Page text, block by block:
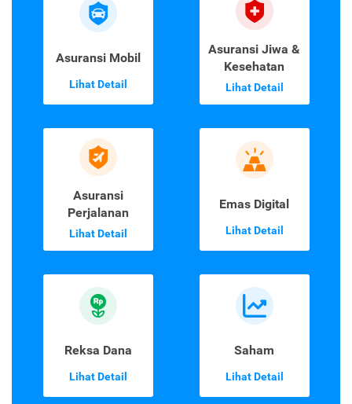
Asuransi Mobil
Lihat Detail
Asuransi Jiwa &
Kesehatan
Lihat Detail
Asuransi
Perjalanan
Lihat Detail
Emas Digital
Lihat Detail
Reksa Dana
Lihat Detail
Saham
Lihat Detail